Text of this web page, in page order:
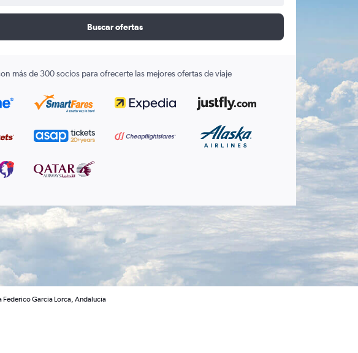
Buscar ofertas
más de 300 socios para ofrecerte las mejores ofertas de viaje
Federico Garcia Lorca, Andalucía